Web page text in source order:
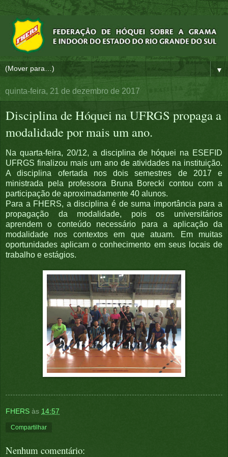
▼
quinta-feira, 21 de dezembro de 2017
Disciplina de Hóquei na UFRGS propaga a
modalidade por mais um ano.
Na quarta-feira, 20/12, a disciplina de hóquei na ESEFID
UFRGS finalizou mais um ano de atividades na instituição.
A disciplina ofertada nos dois semestres de 2017 e
ministrada pela professora Bruna Borecki contou com a
participação de aproximadamente 40 alunos.
Para a FHERS, a disciplina é de suma importância para a
propagação da modalidade, pois os universitários
aprendem o conteúdo necessário para a aplicação da
modalidade nos contextos em que atuam. Em muitas
oportunidades aplicam o conhecimento em seus locais de
trabalho e estágios.
FHERS às 14:57
Compartilhar
Nenhum comentário: